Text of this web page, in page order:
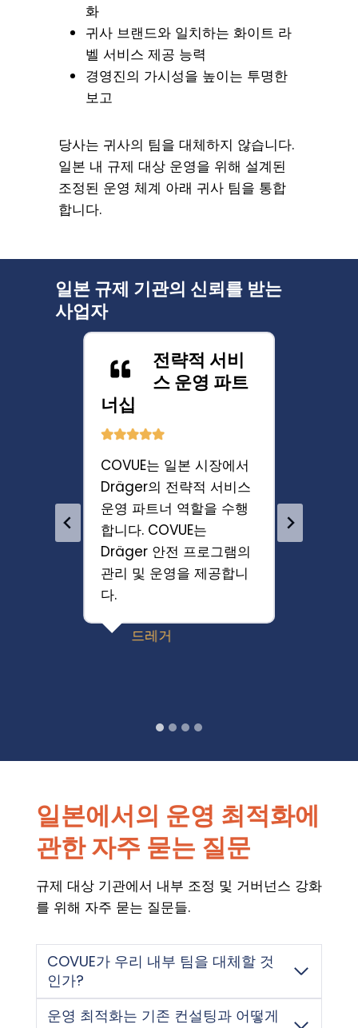
화
귀사 브랜드와 일치하는 화이트 라
벨 서비스 제공 능력
경영진의 가시성을 높이는 투명한
보고
당사는 귀사의 팀을 대체하지 않습니다.
일본 내 규제 대상 운영을 위해 설계된
조정된 운영 체계 아래 귀사 팀을 통합
합니다.
일본 규제 기관의 신뢰를 받는
사업자
제품 세그먼
트 전반에 걸
친 체계적인 지원
COVUE는 다양한 제품 부
문과
부서 운영 기능 전반에 걸
쳐 사설 라벨링 서비스를
적극적으로 제공하고 있
습니다. COVUE가
와의 협력 관계에 보여준
사드립니다.
일본에서의 운영 최적화에
관한 자주 묻는 질문
규제 대상 기관에서 내부 조정 및 거버넌스 강화
를 위해 자주 묻는 질문들.
COVUE가 우리 내부 팀을 대체할 것
인가?
운영 최적화는 기존 컨설팅과 어떻게